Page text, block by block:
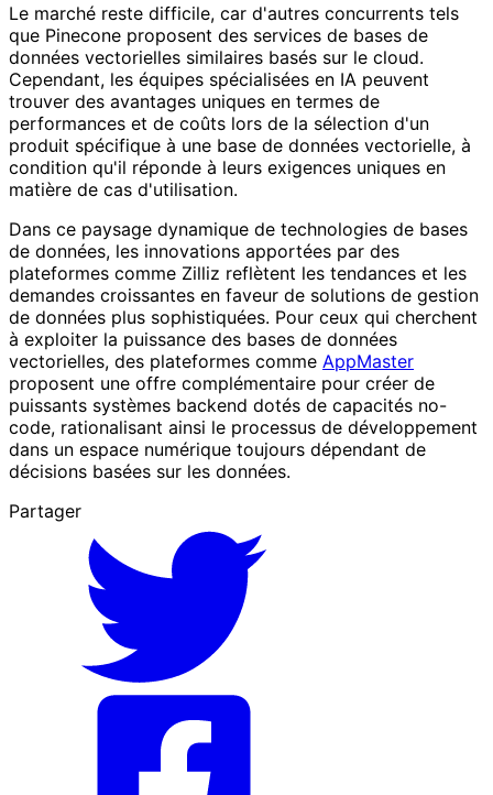
Le marché reste difficile, car d'autres concurrents tels
que Pinecone proposent des services de bases de
données vectorielles similaires basés sur le cloud.
Cependant, les équipes spécialisées en IA peuvent
trouver des avantages uniques en termes de
performances et de coûts lors de la sélection d'un
produit spécifique à une base de données vectorielle, à
condition qu'il réponde à leurs exigences uniques en
matière de cas d'utilisation.
Dans ce paysage dynamique de technologies de bases
de données, les innovations apportées par des
plateformes comme Zilliz reflètent les tendances et les
demandes croissantes en faveur de solutions de gestion
de données plus sophistiquées. Pour ceux qui cherchent
à exploiter la puissance des bases de données
vectorielles, des plateformes comme AppMaster
proposent une offre complémentaire pour créer de
puissants systèmes backend dotés de capacités no-
code, rationalisant ainsi le processus de développement
dans un espace numérique toujours dépendant de
décisions basées sur les données.
Partager